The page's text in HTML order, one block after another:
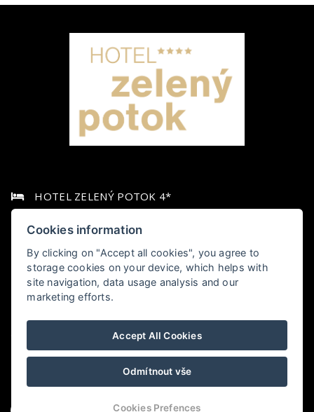
HOTEL ZELENÝ POTOK 4*
Pec pod Sněžkou 349,, 542 21 Pec pod Sněžkou
+420 778 006 010
hotel@zelenypotok.cz
LHHOTELS
Cookies information
By clicking on "Accept all cookies", you agree to
storage cookies on your device, which helps with
site navigation, data usage analysis and our
marketing efforts.
Accept All Cookies
Odmítnout vše
Cookies Prefences